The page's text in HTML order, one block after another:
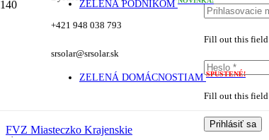
+421 948 038 793
srsolar@srsolar.sk
Fill out this field
Fill out this field
Prihlásiť sa
ZELENÁ PODNIKOM
ZELENÁ DOMÁCNOSTIAMSPUSTENÉ!
FVZ Miasteczko Krajenskie